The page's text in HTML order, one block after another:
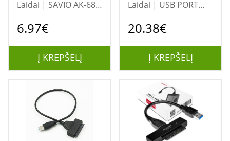
Laidai | SAVIO AK-68
Gen 1 (M) - SATA (F),
diskams
6.97€
Į KREPŠELĮ
Laidai | USB PORT
10PACK/PINK 40460
20.38€
Į KREPŠELĮ